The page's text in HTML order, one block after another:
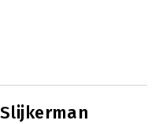
Slijkerman